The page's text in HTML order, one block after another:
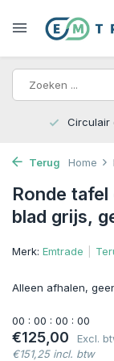
Circulair
Terug Home
Ronde
blad grijs,
Merk: Emtrade
Alleen afhalen,
00 : 00 : 00 : 00
€125,00
Excl.
€151,25 incl. btw